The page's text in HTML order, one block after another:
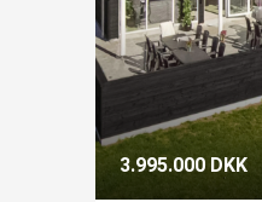
3.995.000 DKK